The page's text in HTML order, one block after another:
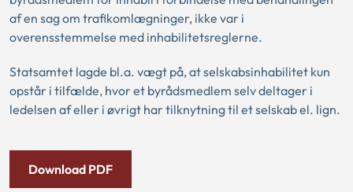
af en sag om trafikomlægninger, ikke var i
overensstemmelse med inhabilitetsreglerne.
Statsamtet lagde bl.a. vægt på, at selskabsinhabilitet kun
opstår i tilfælde, hvor et byrådsmedlem selv deltager i
ledelsen af eller i øvrigt har tilknytning til et selskab el. lign.
Download PDF